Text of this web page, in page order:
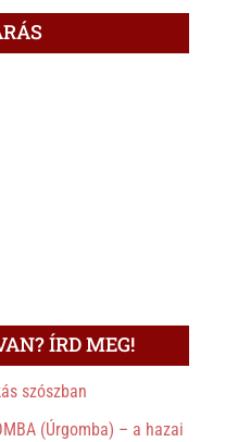
ÍRD MEG!
szószban
(Úrgomba) – a hazai